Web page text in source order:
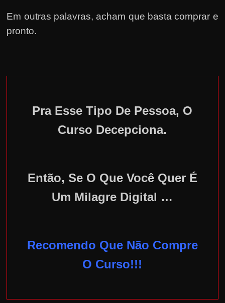
Em outras palavras, acham que basta comprar e
pronto.
Pra Esse Tipo De Pessoa, O
Curso Decepciona.
Então, Se O Que Você Quer É
Um Milagre Digital …
Recomendo Que Não Compre
O Curso!!!